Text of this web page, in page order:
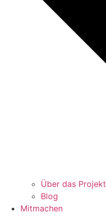
Über das Projekt
Blog
Mitmachen